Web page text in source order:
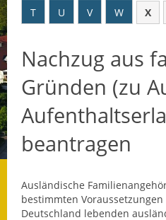
T
U V W X
Nachzug aus
Gründen (zu
beantragen
Ausländische
bestimmten
Deutschland lebenden